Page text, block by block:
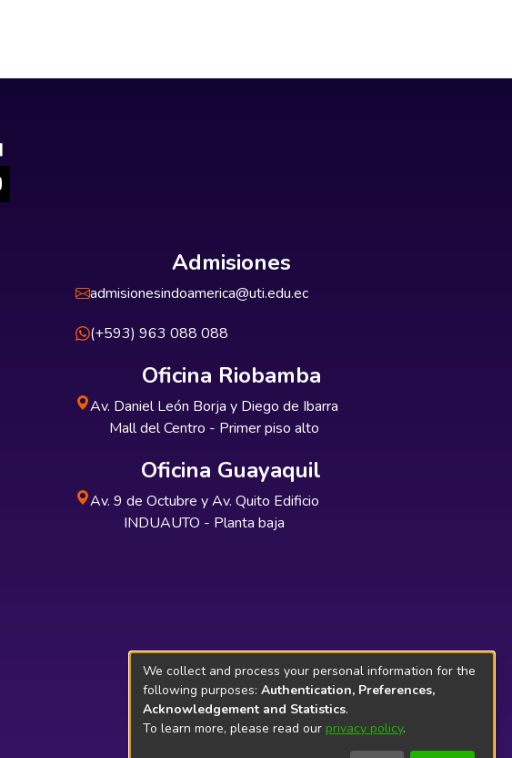
Admisiones
admisionesindoamerica@uti.edu.ec
(+593) 963 088 088
Oficina Riobamba
Av. Daniel León Borja y Diego de Ibarra
Mall del Centro - Primer piso alto
Oficina Guayaquil
Av. 9 de Octubre y Av. Quito Edificio
INDUAUTO - Planta baja
We collect and process your personal information for the
following purposes: Authentication, Preferences,
Acknowledgement and Statistics.
To learn more, please read our privacy policy.